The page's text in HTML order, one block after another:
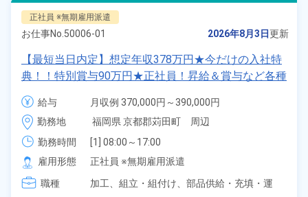
正社員 ※無期雇用派遣
お仕事No. 50006-01 2026年8月3日更新
【最短当日内定】想定年収378万円★今だけの入社特
典！！特別賞与90万円★正社員！昇給＆賞与など各種
手当も充実！クルマの組立・加工業務！備品付き寮完
備★無料送迎あり♪生活支援物資事前対応可◎《福岡
県苅田町》
給与
月収例 370,000円～390,000円
給与 255,000円～255,000円
勤務地
福岡県 京都郡苅田町　周辺
勤務時間
[1] 08:00～17:00
[2] 20:00～05:00
[3] 16:30～01:30
雇用形態
正社員 ※無期雇用派遣
職種
加工、 組立・組付け、 部品供給・充填・運